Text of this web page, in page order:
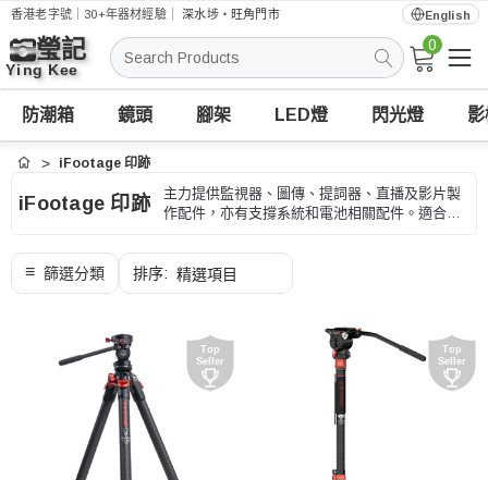
香港老字號｜30+年器材經驗｜深水埗・旺角門市 English
搜
索
0
防潮箱 鏡頭 腳架 LED燈 閃光燈
首頁 iFootage 印跡
iFootage 印跡
主力提供監視器、圖傳、提詞器、直播及影片製
作配件，亦有支撐系統和電池相關配件。適合直
輸入輸出接口、供電和拍攝流程、型號和用途核
對。